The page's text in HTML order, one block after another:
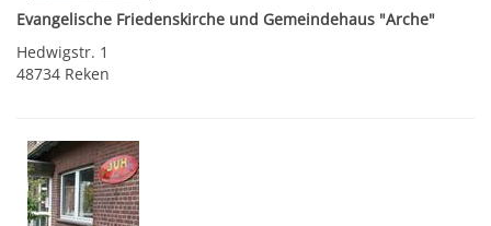
Evangelische Friedenskirche und Gemeindehaus "Arche"
Hedwigstr. 1
48734 Reken